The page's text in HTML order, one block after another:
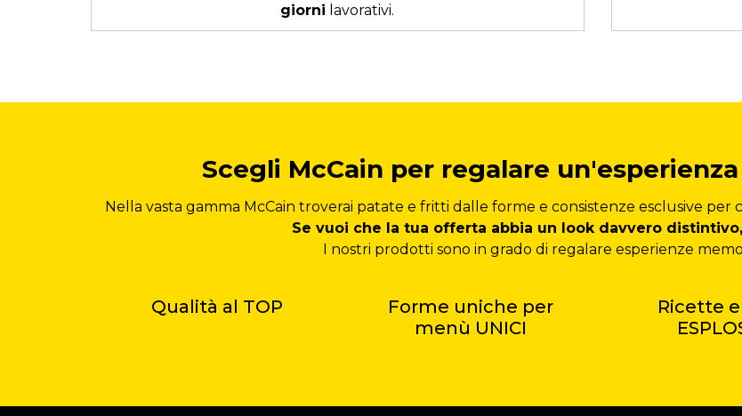
giorni lavorativi.
Scegli McCain per regalare
Nella vasta gamma McCain troverai patate e fritti dalle forme e consistenze esclusive
Se vuoi che la tua offerta abbia un look davvero
I nostri prodotti sono in grado di regalare esperienze
Qualità al TOP
Forme uniche per
menù UNICI
Ricette